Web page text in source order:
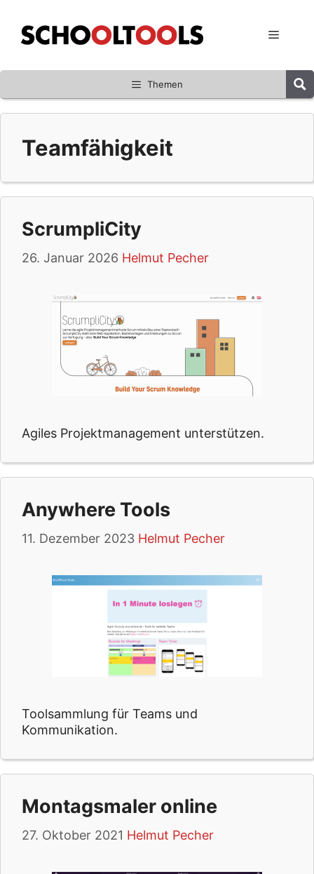
Inhalt
springen
Menü
Themen
Teamfähigkeit
ScrumpliCity
26. Januar 2026 Helmut Pecher
Agiles Projektmanagement unterstützen.
Anywhere Tools
11. Dezember 2023 Helmut Pecher
Toolsammlung für Teams und
Kommunikation.
Montagsmaler online
27. Oktober 2021 Helmut Pecher